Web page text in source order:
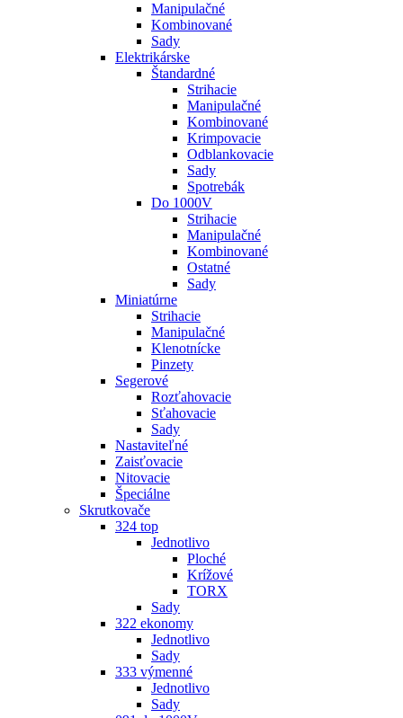
Manipulačné
Kombinované
Sady
Elektrikárske
Štandardné
Strihacie
Manipulačné
Kombinované
Krimpovacie
Odblankovacie
Sady
Spotrebák
Do 1000V
Strihacie
Manipulačné
Kombinované
Ostatné
Sady
Miniatúrne
Strihacie
Manipulačné
Klenotnícke
Pinzety
Segerové
Rozťahovacie
Sťahovacie
Sady
Nastaviteľné
Zaisťovacie
Nitovacie
Špeciálne
Skrutkovače
324 top
Jednotlivo
Ploché
Krížové
TORX
Sady
322 ekonomy
Jednotlivo
Sady
333 výmenné
Jednotlivo
Sady